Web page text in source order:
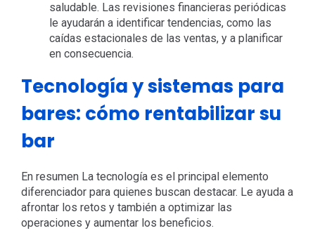
saludable. Las revisiones financieras periódicas
le ayudarán a identificar tendencias, como las
caídas estacionales de las ventas, y a planificar
en consecuencia.
Tecnología y sistemas para
bares: cómo rentabilizar su
bar
En resumen La tecnología es el principal elemento
diferenciador para quienes buscan destacar. Le ayuda a
afrontar los retos y también a optimizar las
operaciones y aumentar los beneficios.